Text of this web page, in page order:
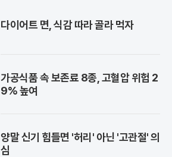
다이어트 면, 식감 따라 골라 먹자
가공식품 속 보존료 8종, 고혈압 위험 2
9% 높여
양말 신기 힘들면 '허리' 아닌 '고관절' 의
심